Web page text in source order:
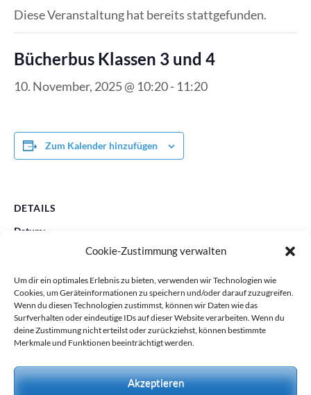
Cookie-Zustimmung verwalten
Um dir ein optimales Erlebnis zu bieten, verwenden wir Technologien wie
Cookies, um Geräteinformationen zu speichern und/oder darauf zuzugreifen.
Wenn du diesen Technologien zustimmst, können wir Daten wie das
Surfverhalten oder eindeutige IDs auf dieser Website verarbeiten. Wenn du
deine Zustimmung nicht erteilst oder zurückziehst, können bestimmte
Merkmale und Funktionen beeinträchtigt werden.
Akzeptieren
Diese Veranstaltung hat bereits stattgefunden.
Bücherbus Klassen 3 und 4
10. November, 2025 @ 10:20- 11:20
Zum Kalender hinzufügen
DETAILS
Datum:
10. November, 2025
10:20 - 11:20